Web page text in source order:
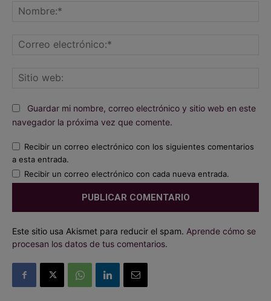
Guardar mi nombre, correo electrónico y sitio web en este
navegador la próxima vez que comente.
Recibir un correo electrónico con los siguientes comentarios
a esta entrada.
Recibir un correo electrónico con cada nueva entrada.
Este sitio usa Akismet para reducir el spam. Aprende cómo se
procesan los datos de tus comentarios.